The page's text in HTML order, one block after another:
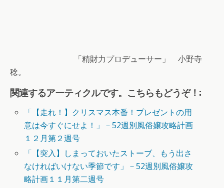
「精財力プロデューサー」 小野寺
稔。
関連するアーティクルです。こちらもどうぞ！:
「【走れ！】クリスマス本番！プレゼントの用
意は今すぐにせよ！」－52週別風俗嬢攻略計画
１２月第２週号
「【突入】しまっておいたストーブ、もう出さ
なければいけない季節です」－52週別風俗嬢攻
略計画１１月第二週号